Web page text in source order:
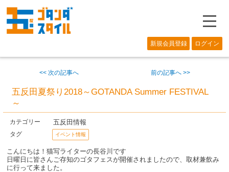
―
新規会員登録 ログイン
<< 次の記事へ 前の記事へ >>
五反田夏祭り2018～GOTANDA Summer FESTIVAL
～
カテゴリー 五反田情報
タグ イベント情報
こんにちは！猫写ライターの長谷川です
日曜日に皆さんご存知のゴタフェスが開催されましたので、取材兼飲み
に行って来ました。